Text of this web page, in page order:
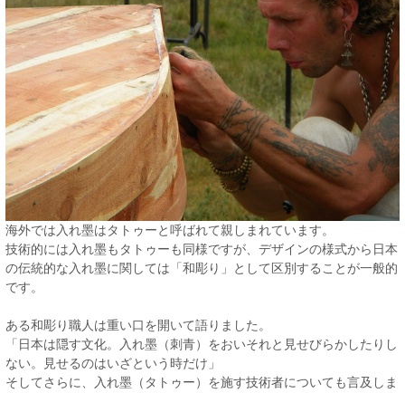
海外では入れ墨はタトゥーと呼ばれて親しまれています。
技術的には入れ墨もタトゥーも同様ですが、デザインの様式から日本
の伝統的な入れ墨に関しては「和彫り」として区別することが一般的
です。
ある和彫り職人は重い口を開いて語りました。
「日本は隠す文化。入れ墨（刺青）をおいそれと見せびらかしたりし
ない。見せるのはいざという時だけ」
そしてさらに、入れ墨（タトゥー）を施す技術者についても言及しま